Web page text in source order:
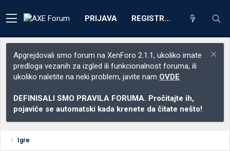
PRIJAVA REGISTRACIJA
Apgrejdovali smo forum na XenForo 2.1.1, ukoliko imate
predloga vezanih za izgled ili funkcionalnost foruma, ili
ukoliko naletite na neki problem, javite nam OVDE
DEFINISALI SMO PRAVILA FORUMA. Pročitajte ih,
pojaviće se automatski kada krenete da čitate nešto!
Igre